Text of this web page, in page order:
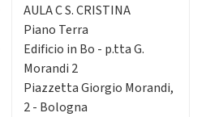
AULA C S. CRISTINA
Piano Terra
Edificio in Bo - p.tta G.
Morandi 2
Piazzetta Giorgio Morandi,
2 - Bologna